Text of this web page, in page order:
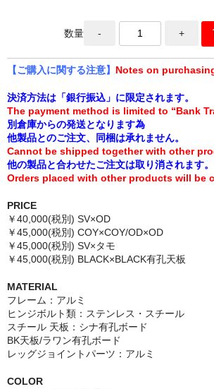
数量
【ご購入に関する注意】 Notes on
決済方法は「銀行振込」に限定されます。
The payment method is limited to “Bank
別倉庫からの発送となります為
他製品とのご注文、同梱は承れません。
Cannot be shipped together with other
他の製品と合わせたご注文は取り消されます。
Orders placed with other products will be
PRICE
￥40,000(税別) SV×OD
￥45,000(税別) COY×COY/OD×OD
￥45,000(税別) SV×タモ
￥45,000(税別) BLACK×BLACK有孔天板
MATERIAL
フレーム：アルミ
ヒンジボルト類：ステンレス・スチール
スチール 天板：シナ有孔ボード
BK天板/ラワン有孔ボード
レッグジョイントパーツ：アルミ
COLOR